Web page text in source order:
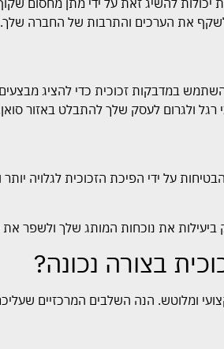
את הערכים והתרבות של החברה שלך.
במדבקות זכוכית כדי להציג
ולגרום לעסק שלך להתבלט באזור
על ידי הפיכת הזכוכית לגלויה יותר
ביעילות את נוכחות המותג שלך
בצורה נכונה?
ומלוטש. הנה השלבים המרכזיים